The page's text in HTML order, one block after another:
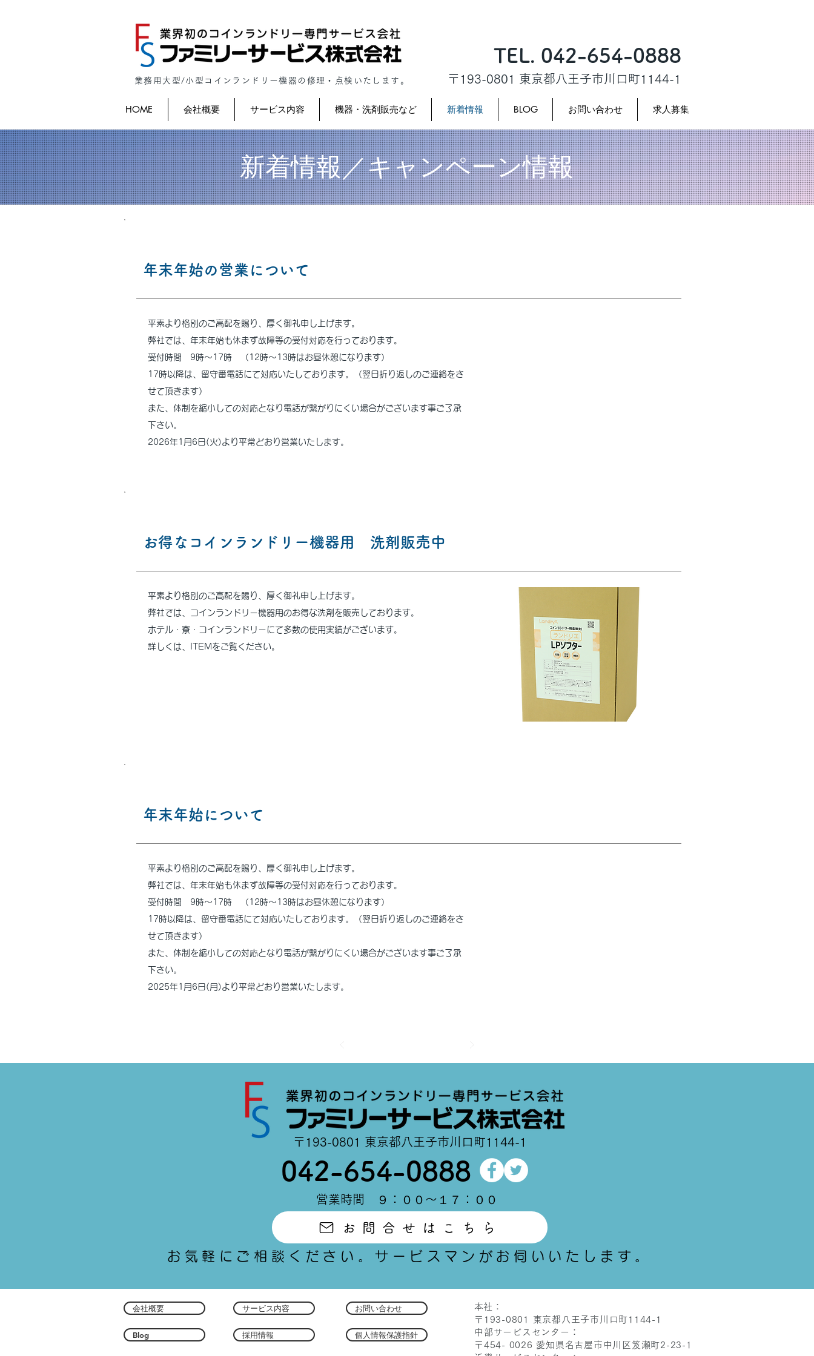
業務用大型/小型コインランドリー機器の修理・点検いたします。
TEL. 042-654-0888
​〒193-0801 東京都八王子市川口町1144-1
HOME 会社概要 サービス内容 機器・洗剤販売など 新着情報 BLOG お問い合わせ 求人募集
新着情報／キャンペーン情報
年末年始の営業について
平素より格別のご高配を賜り、厚く御礼申し上げます。
弊社では、年末年始も休まず故障等の受付対応を行っております。
受付時間 9時～17時 （12時～13時はお昼休憩になります）
17時以降は、留守番電話にて対応いたしております。（翌日折り返しのご連絡をさ
せて頂きます）
また、体制を縮小しての対応となり電話が繋がりにくい場合がございます事ご了承
下さい。
2026年1月6日(火)より平常どおり営業いたします。
お得なコインランドリー機器用 洗剤販売中
平素より格別のご高配を賜り、厚く御礼申し上げます。
弊社では、コインランドリー機器用のお得な洗剤を販売しております。
ホテル・寮・コインランドリーにて多数の使用実績がございます。
詳しくは、ITEMをご覧ください。
年末年始について
平素より格別のご高配を賜り、厚く御礼申し上げます。
弊社では、年末年始も休まず故障等の受付対応を行っております。
受付時間 9時～17時 （12時～13時はお昼休憩になります）
17時以降は、留守番電話にて対応いたしております。（翌日折り返しのご連絡をさ
せて頂きます）
また、体制を縮小しての対応となり電話が繋がりにくい場合がございます事ご了承
下さい。
2025年1月6日(月)より平常どおり営業いたします。
​〒193-0801 東京都八王子市川口町1144-1
042-654-0888
​営業時間 ９：００～１７：００
お問合せはこちら
お気軽にご相談ください。サービスマンがお伺いいたします。
会社概要
Blog
サービス内容
採用情報
お問い合わせ
個人情報保護指針
​本社：
〒193-0801 東京都八王子市川口町1144-1
中部サービスセンター：
〒454- 0026 愛知県名古屋市中川区笈瀬町2-23-1